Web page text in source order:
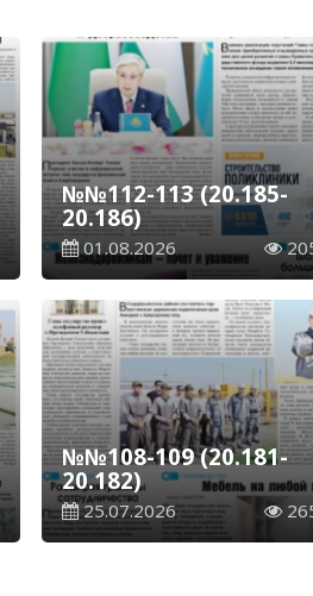
№№112-113 (20.185-
20.186)
01.08.2026
№№108-109 (20.181-
20.182)
25.07.2026